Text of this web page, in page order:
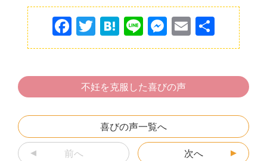
F
a
e
b
o
o
T
w
er
H
at
n
a
Li
n
M
e
s
e
n
g
E
m
l
有
不妊を克服した喜びの声
喜びの声一覧へ
前へ 次へ